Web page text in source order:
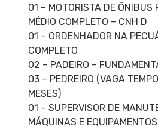
01 – MOTORISTA DE ÔNIBUS
MÉDIO COMPLETO – CNH D
01 – ORDENHADOR NA
COMPLETO
02 – PADEIRO –
03 – PEDREIRO (VAGA
MESES)
01 – SUPERVISOR DE
MÁQUINAS E